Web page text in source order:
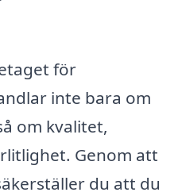
för
inte bara om
om kvalitet,
Genom att
du att du